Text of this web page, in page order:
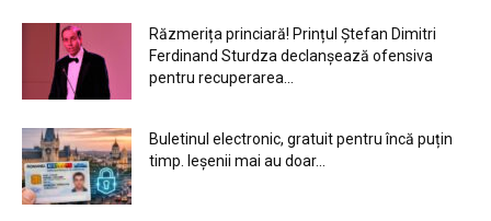
Răzmerița princiară! Prințul Ștefan Dimitri
Ferdinand Sturdza declanșează ofensiva
pentru recuperarea...
Buletinul electronic, gratuit pentru încă puțin
timp. Ieșenii mai au doar...